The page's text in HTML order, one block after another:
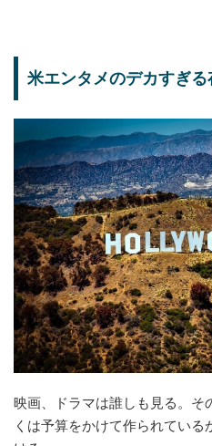
米エンタメのデカすぎる
映画、ドラマは誰しも見る。そ
くは予算をかけて作られてい